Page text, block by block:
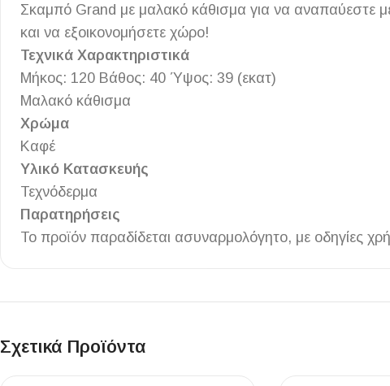
Εξωτερικού Χώρου
Ντεκόρ - Μπάνιου
Τοίχου - Δαπέδου Μπάνιου
Πισίνας
Επένδυσης Τοίχου
Ψηφίδες
Ειδικά Τεμάχια
Τσιμέντο
Σκαμπό Grand με μαλακό κάθισμα για να αναπαύεστε
και να εξοικονομήσετε χώρο!
Τεχνικά Χαρακτηριστικά
Μήκος: 120 Βάθος: 40 Ύψος: 39 (εκατ)
Μαλακό κάθισμα
Χρώμα
Καφέ
Υλικό Κατασκευής
Τεχνόδερμα
Παρατηρήσεις
Το προϊόν παραδίδεται ασυναρμολόγητο, με οδηγίες
Σχετικά Προϊόντα